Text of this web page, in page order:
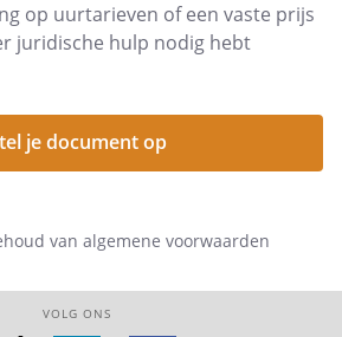
op uurtarieven of een vaste prijs
juridische hulp nodig hebt
je document op
van algemene voorwaarden
VOLG ONS